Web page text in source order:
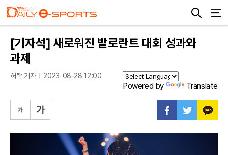
[기자석] 새로워진 발로란트 대회 성과와
과제
허탁 기자 2023-08-28 12:00
Powered by Translate